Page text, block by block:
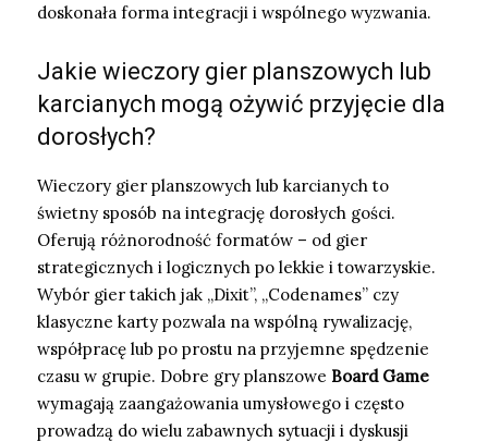
doskonała forma integracji i wspólnego wyzwania.
Jakie wieczory gier planszowych lub
karcianych mogą ożywić przyjęcie dla
dorosłych?
Wieczory gier planszowych lub karcianych to
świetny sposób na integrację dorosłych gości.
Oferują różnorodność formatów – od gier
strategicznych i logicznych po lekkie i towarzyskie.
Wybór gier takich jak „Dixit”, „Codenames” czy
klasyczne karty pozwala na wspólną rywalizację,
współpracę lub po prostu na przyjemne spędzenie
czasu w grupie. Dobre gry planszowe Board Game
wymagają zaangażowania umysłowego i często
prowadzą do wielu zabawnych sytuacji i dyskusji